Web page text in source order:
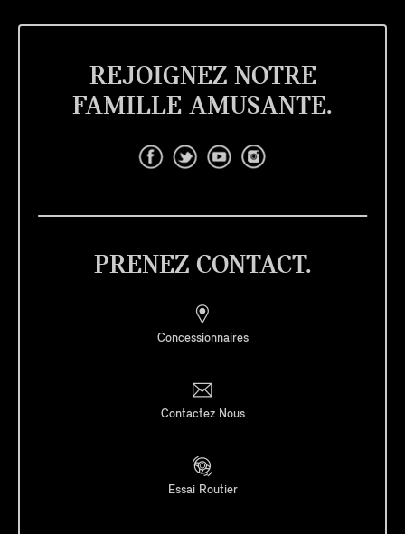
REJOIGNEZ NOTRE
FAMILLE AMUSANTE.
PRENEZ CONTACT.
Concessionnaires
Contactez Nous
Essai Routier